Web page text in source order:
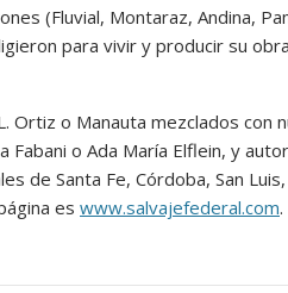
(Fluvial, Montaraz, Andina,
para vivir y producir su
Ortiz o Manauta mezclados
Fabani o Ada María Elflein, y
de Santa Fe, Córdoba, San
es www.salvajefederal.com.